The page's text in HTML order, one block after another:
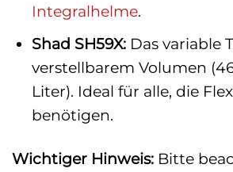
Integralhelme.
Shad SH59X:Das variable
verstellbarem Volumen
Liter). Ideal für alle, die
benötigen.
Wichtiger Hinweis: Bitte